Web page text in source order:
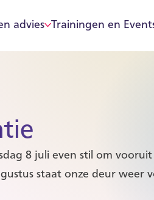
advies Trainingen en
8 juli even stil om
staat onze deur weer